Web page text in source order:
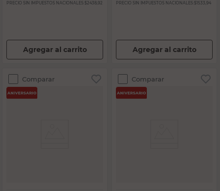
PRECIO SIN IMPUESTOS NACIONALES: $2438,92
Agregar al carrito
PRECIO SIN IMPUESTOS NACIONALES: $1533,94
Agregar al carrito
Comparar Comparar